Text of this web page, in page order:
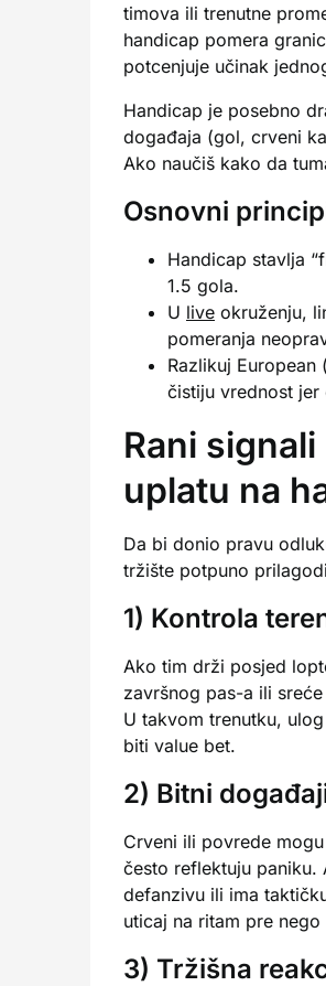
timova ili trenutne
handicap pomera
potcenjuje učinak
Handicap je posebno
događaja (gol, crveni
Ako naučiš kako da
Osnovni
Handicap stavlja
1.5 gola.
U live okruženju,
pomeranja
Razlikuj
čistiju vrednost
Rani
uplatu na
Da bi donio pravu
tržište potpuno
1) Kontrola
Ako tim drži posjed
završnog pas-a ili
U takvom trenutku,
biti value bet.
2) Bitni
Crveni ili povrede
često reflektuju paniku.
defanzivu ili ima
uticaj na ritam pre nego
3) Tržišna